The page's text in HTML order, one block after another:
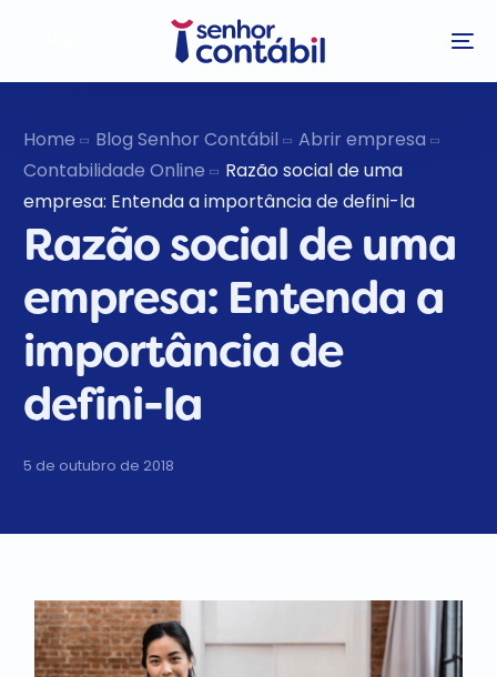
Home Blog Senhor Contábil
Abrir empresa
Contabilidade Online
Razão social de uma
empresa: Entenda a importância de defini-la
Razão social de uma
empresa: Entenda a
importância de
defini-la
5 de outubro de 2018